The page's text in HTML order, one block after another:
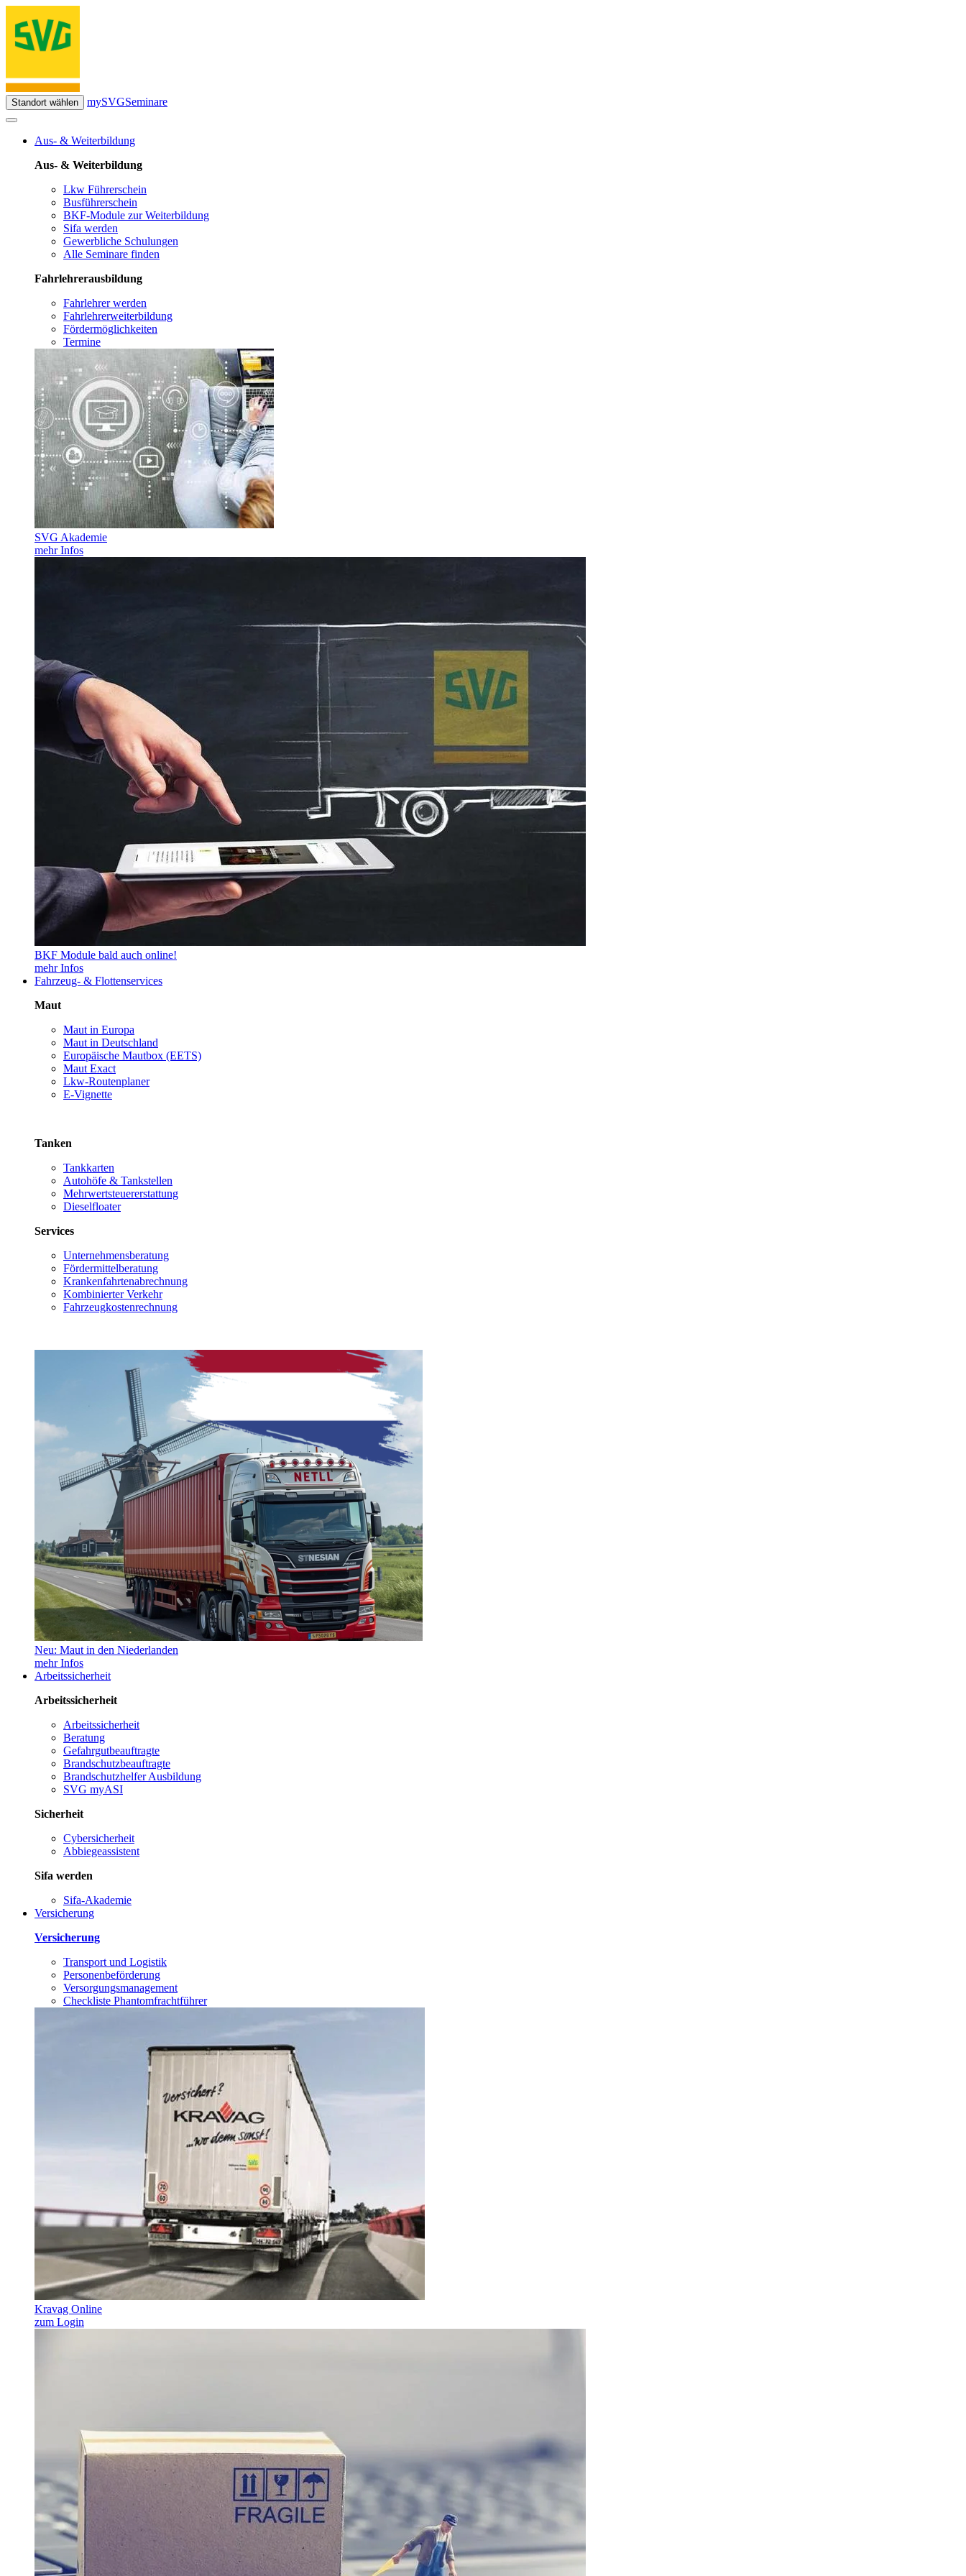
Standort wählen mySVGSeminare
Aus- & Weiterbildung
Aus- & Weiterbildung
Lkw Führerschein
Busführerschein
BKF-Module zur Weiterbildung
Sifa werden
Gewerbliche Schulungen
Alle Seminare finden
Fahrlehrerausbildung
Fahrlehrer werden
Fahrlehrerweiterbildung
Fördermöglichkeiten
Termine
SVG Akademie
mehr Infos
BKF Module bald auch online!
mehr Infos
Fahrzeug- & Flottenservices
Maut
Maut in Europa
Maut in Deutschland
Europäische Mautbox (EETS)
Maut Exact
Lkw-Routenplaner
E-Vignette
Tanken
Tankkarten
Autohöfe & Tankstellen
Mehrwertsteuererstattung
Dieselfloater
Services
Unternehmensberatung
Fördermittelberatung
Krankenfahrtenabrechnung
Kombinierter Verkehr
Fahrzeugkostenrechnung
Neu: Maut in den Niederlanden
mehr Infos
Arbeitssicherheit
Arbeitssicherheit
Arbeitssicherheit
Beratung
Gefahrgutbeauftragte
Brandschutzbeauftragte
Brandschutzhelfer Ausbildung
SVG myASI
Sicherheit
Cybersicherheit
Abbiegeassistent
Sifa werden
Sifa-Akademie
Versicherung
Versicherung
Transport und Logistik
Personenbeförderung
Versorgungsmanagement
Checkliste Phantomfrachtführer
Kravag Online
zum Login